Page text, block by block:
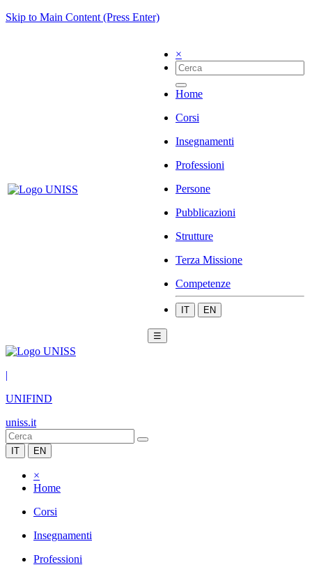
Skip to Main Content (Press Enter)
×
Home
Corsi
Insegnamenti
Professioni
Persone
Pubblicazioni
Strutture
Terza Missione
Competenze
IT EN
☰
|
UNIFIND
uniss.it
IT EN
×
Home
Corsi
Insegnamenti
Professioni